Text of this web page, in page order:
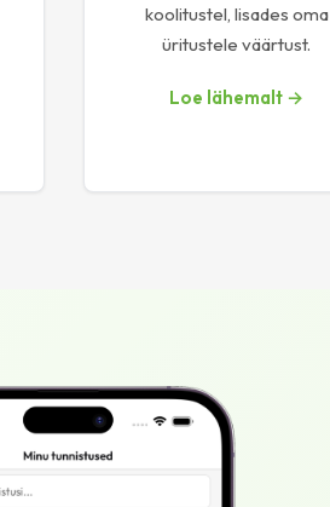
koolitustel, lisades oma
üritustele väärtust.
Loe lähemalt →